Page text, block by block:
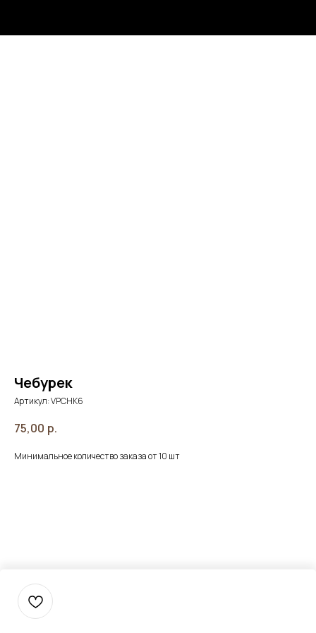
Чебурек
Артикул:VPCHK6
75,00 р.
Минимальное количество заказа от 10 шт